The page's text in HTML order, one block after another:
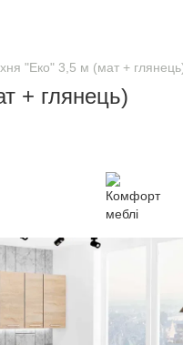
"Еко" 3,5 м (мат +
+ глянець)